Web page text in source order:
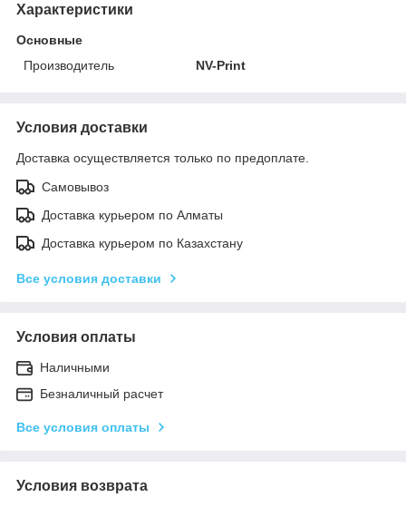
Характеристики
Основные
Производитель
NV-Print
Условия доставки
Доставка осуществляется только по предоплате.
Самовывоз
Доставка курьером по Алматы
Доставка курьером по Казахстану
Все условия доставки
Условия оплаты
Наличными
Безналичный расчет
Все условия оплаты
Условия возврата